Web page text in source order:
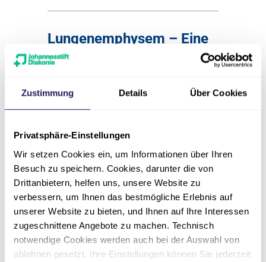
Zustimmung Details Über Cookies
Privatsphäre-Einstellungen
Wir setzen Cookies ein, um Informationen über Ihren
Besuch zu speichern. Cookies, darunter die von
Drittanbietern, helfen uns, unsere Website zu
verbessern, um Ihnen das bestmögliche Erlebnis auf
unserer Website zu bieten, und Ihnen auf Ihre Interessen
zugeschnittene Angebote zu machen. Technisch
notwendige Cookies werden auch bei der Auswahl von
ablehnen gesetzt. Ihre Einstellungen können Sie jederzeit
Lungenemphysem – Eine
Herausforderung für eine
Cafe Jackle & Heidi - Bahnhofsplatz
2, 17217 Penzlin
Zur Veranstaltung